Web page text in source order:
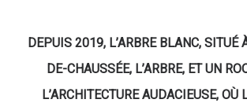
DEPUIS 2019, L’ARBRE BLANC,
DE-CHAUSSÉE, L’ARBRE, ET UN
L’ARCHITECTURE AUDACIEUSE,